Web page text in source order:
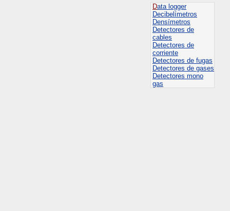
Data logger
Decibelímetros
Densímetros
Detectores de
cables
Detectores de
corriente
Detectores de fugas
Detectores de gases
Detectores mono
gas